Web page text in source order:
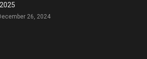
26, 2024